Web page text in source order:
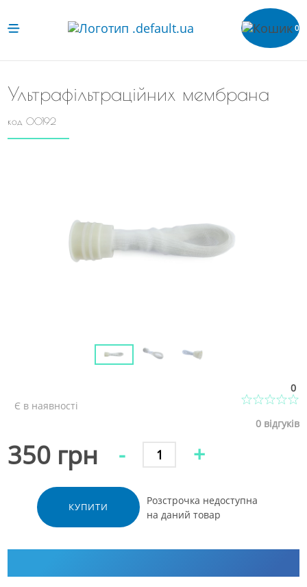
0
Ультрафільтраційних мембрана
код 00192
Є в наявності
0
0відгуків
350 грн - +
КУПИТИ
Розстрочка недоступна
на даний товар